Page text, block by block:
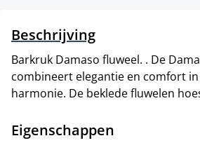
Beschrijving
Barkruk Damaso fluweel. . De
combineert elegantie en comfort
harmonie. De beklede fluwelen
Eigenschappen